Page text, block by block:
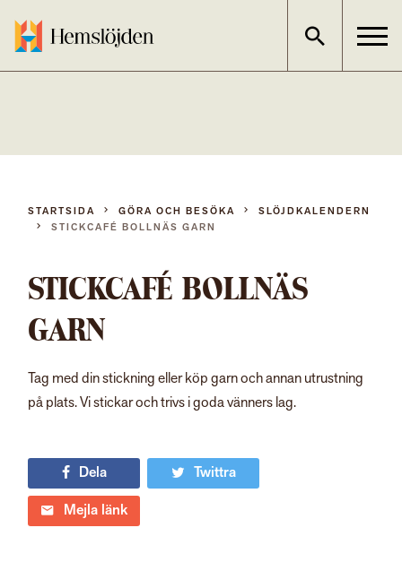
innehållet
STARTSIDA GÖRA OCH BESÖKA
SLÖJDKALENDERN
STICKCAFÉ BOLLNÄS GARN
STICKCAFÉ BOLLNÄS
GARN
Tag med din stickning eller köp garn och annan utrustning
på plats. Vi stickar och trivs i goda vänners lag.
Dela
Twittra
Mejla länk